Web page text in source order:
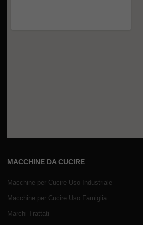
MACCHINE DA CUCIRE
Macchine per Cucire Uso Industriale
Macchine per Cucire Uso Famiglia
Marchi Trattati